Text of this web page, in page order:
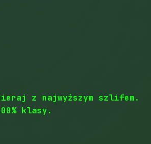
z najwyższym szlifem.
klasy.